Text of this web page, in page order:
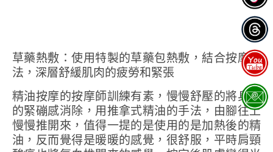
草藥熱敷：使用特製的草藥包熱敷，結合按摩手
法，深層舒緩肌肉的疲勞和緊張
精油按摩的按摩師訓練有素，慢慢舒壓的將身體
的緊磞感消除，用推拿式精油的手法，由腳往上
慢慢推開來，值得一提的是使用的是加熱後的精
油，反而覺得是暖暖的感覺，很舒服，平時肩頸